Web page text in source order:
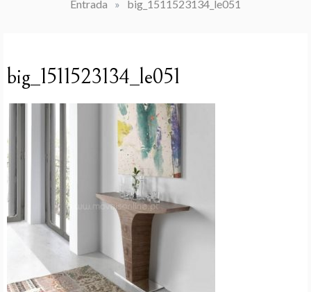
Entrada
» big_1511523134_le051
big_1511523134_le051